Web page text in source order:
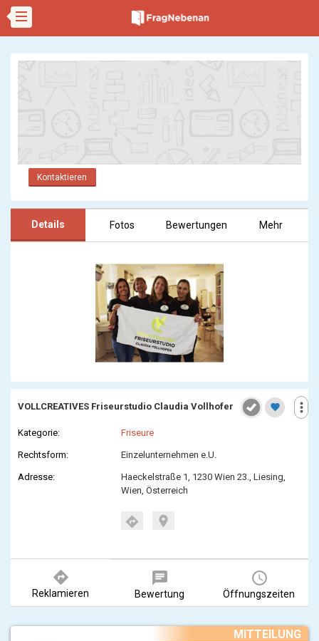
Kontaktieren
Details Fotos Bewertungen Mehr
more_vert
VOLLCREATIVES Friseurstudio Claudia Vollhofer favorite
Kategorie: Friseure
Rechtsform: Einzelunternehmen e.U.
Adresse:
Haeckelstraße 1, 1230 Wien 23., Liesing,
Wien, Österreich
directions location_on
directions
Reklamieren
chat
Bewertung
query_builder
Öffnungszeiten
MITTEILUNG